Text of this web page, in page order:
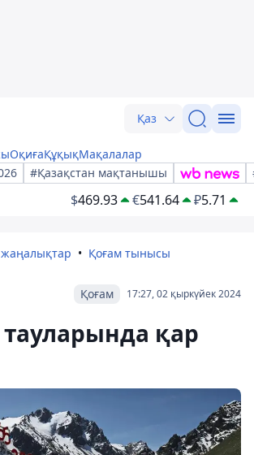
Қаз
ОқиғаҚұқықМақалалар
#Қазақстан мақтанышы
$469.93 €541.64 ₽5.71
Қоғам тынысы
17:27, 02 қыркүйек 2024
Қоғам
қар